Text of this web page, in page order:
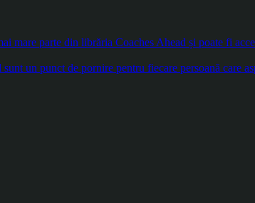
mare parte din librăria Coaches Ahead și poate fi
un punct de pornire pentru fiecare persoană care